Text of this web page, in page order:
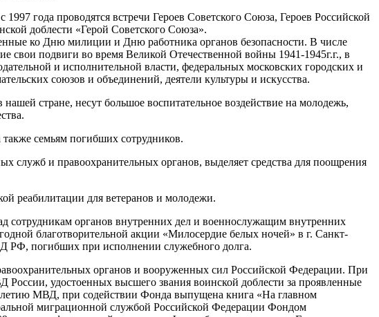
года проводятся встречи Героев Советского Союза, Героев Российской
доблести «Герой Советского Союза».
ко Дню милиции и Дню работника органов безопасности. В числе
свои подвиги во время Великой Отечественной войны 1941-1945г.г., в
и исполнительной власти, федеральных московских городских и
союзов и объединений, деятели культуры и искусства.
стране, несут большое воспитательное воздействие на молодежь,
семьям погибших сотрудников.
служб и правоохранительных органов, выделяет средства для поощрения
реабилитации для ветеранов и молодежи.
сотрудникам органов внутренних дел и военнослужащим внутренних
благотворительной акции «Милосердие белых ночей» в г. Санкт-
РФ, погибших при исполнении служебного долга.
органов и вооруженных сил Российской Федерации. При
удостоенных высшего звания воинской доблести за проявленные
МВД, при содействии Фонда выпущена книга «На главном
миграционной службой Российской Федерации Фондом